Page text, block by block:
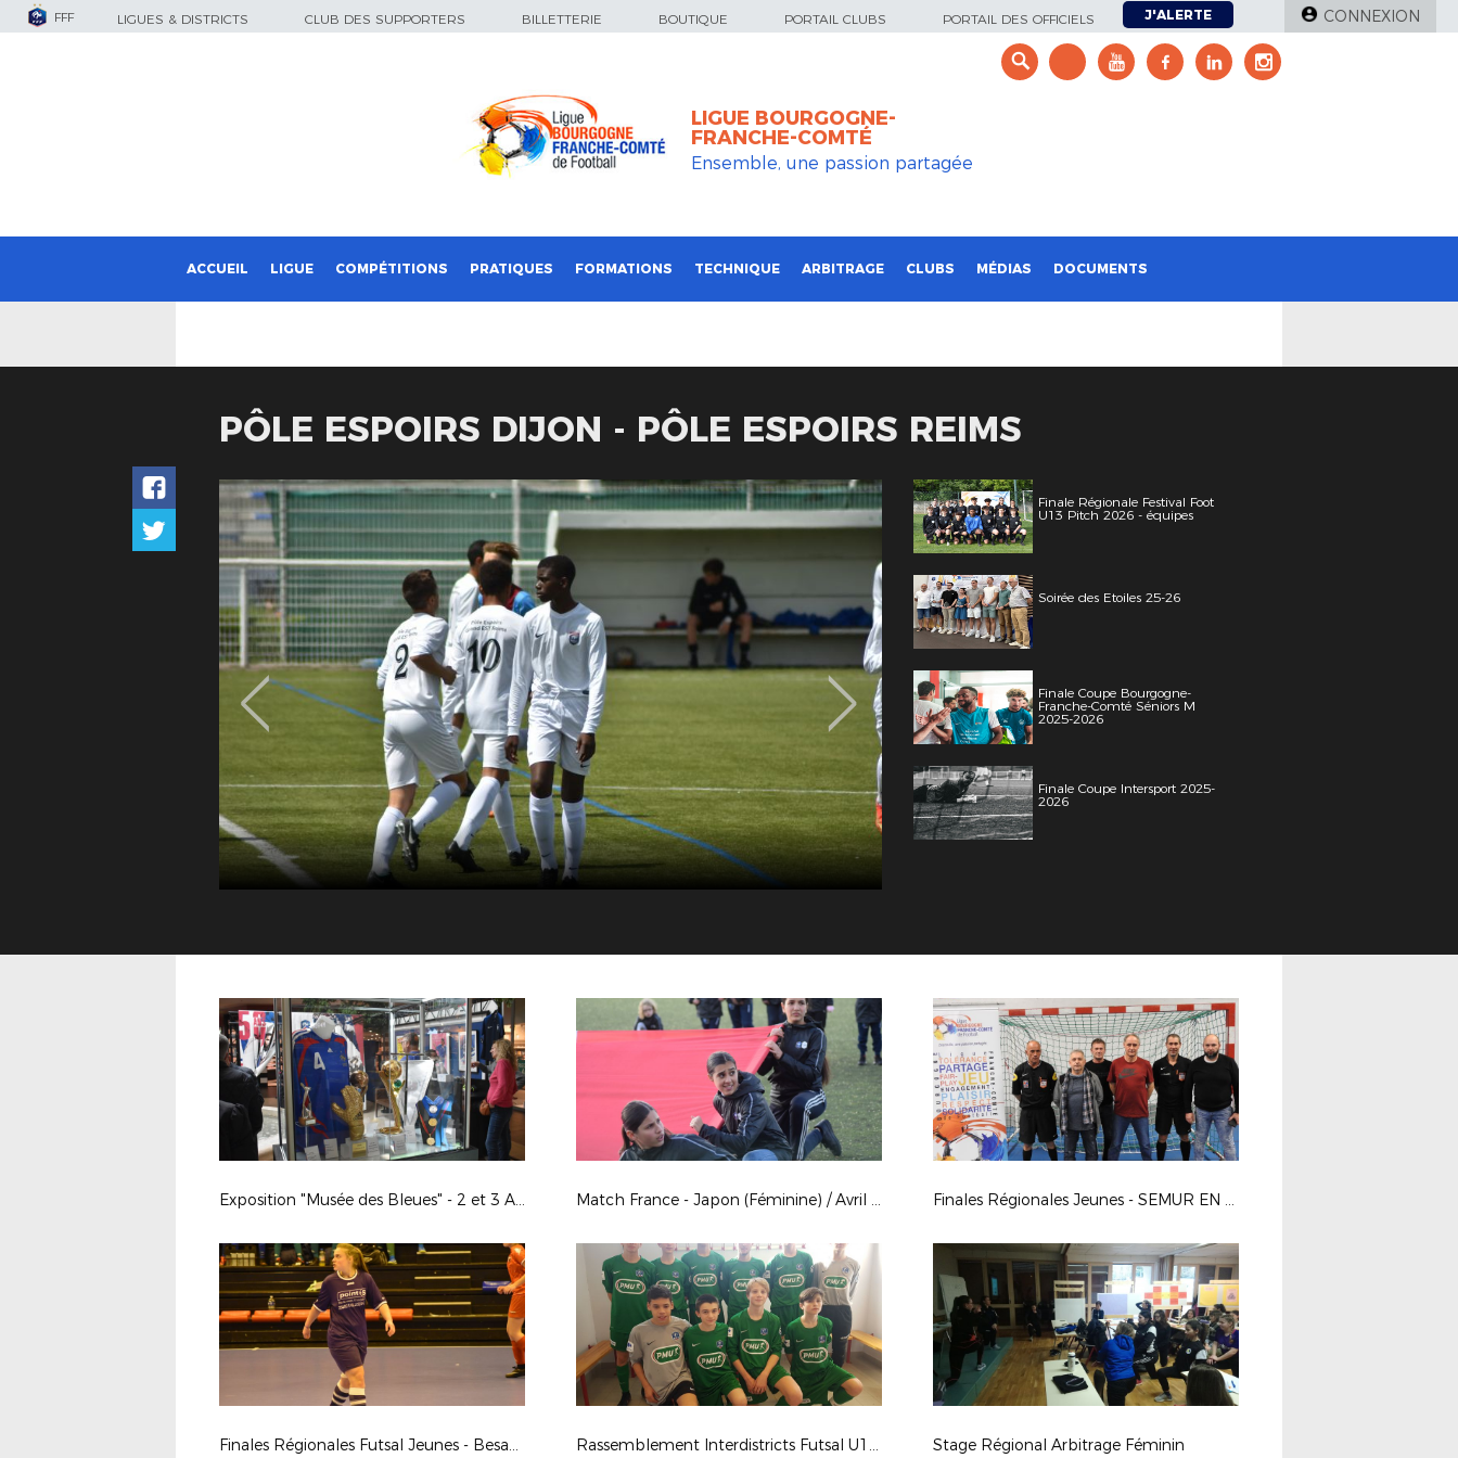
FFF LIGUES & DISTRICTS CLUB DES SUPPORTERS BILLETTERIE BOUTIQUE PORTAIL CLUBS PORTAIL DES OFFICIELS J'ALERTE CONNEXION
LIGUE BOURGOGNE-
FRANCHE-COMTÉ
Ensemble, une passion partagée
ACCUEIL LIGUE COMPÉTITIONS PRATIQUES FORMATIONS TECHNIQUE ARBITRAGE CLUBS MÉDIAS DOCUMENTS
PÔLE ESPOIRS DIJON - PÔLE ESPOIRS REIMS
Finale Régionale Festival Foot
U13 Pitch 2026 - équipes
Soirée des Etoiles 25-26
Finale Coupe Bourgogne-
Franche-Comté Séniors M
2025-2026
Finale Coupe Intersport 2025-
2026
Exposition "Musée des Bleues" - 2 et 3 Avril 2019 à Auxerre Match France - Japon (Féminine) / Avril 2019 Finales Régionales Jeunes - SEMUR EN AUXOIS
Finales Régionales Futsal Jeunes - Besançon Rassemblement Interdistricts Futsal U15/U18 Stage Régional Arbitrage Féminin